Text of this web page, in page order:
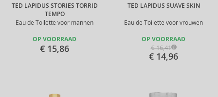
TED LAPIDUS STORIES TORRID
TEMPO
Eau de Toilette voor mannen
OP VOORRAAD
€ 15,86
TED LAPIDUS SUAVE SKIN
Eau de Toilette voor vrouwen
OP VOORRAAD
€ 16,41
€ 14,96